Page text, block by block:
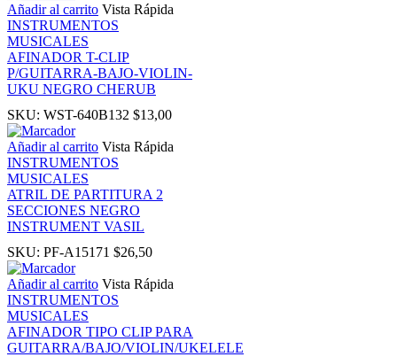
Panel
Panel
Oku
panel
panel
Añadir al carrito Vista Rápida
INSTRUMENTOS
MUSICALES
AFINADOR T-CLIP
P/GUITARRA-BAJO-VIOLIN-
UKU NEGRO CHERUB
SKU: WST-640B132 $13,00
Añadir al carrito Vista Rápida
INSTRUMENTOS
MUSICALES
ATRIL DE PARTITURA 2
SECCIONES NEGRO
INSTRUMENT VASIL
SKU: PF-A15171 $26,50
Añadir al carrito Vista Rápida
INSTRUMENTOS
MUSICALES
AFINADOR TIPO CLIP PARA
GUITARRA/BAJO/VIOLIN/UKELELE